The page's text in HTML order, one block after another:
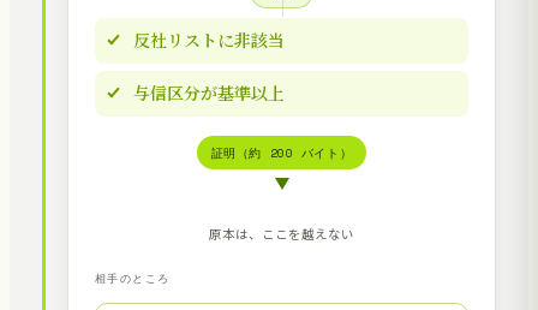
反社リストに非該当
与信区分が基準以上
証明（約 200 バイト）
原本は、ここを越えない
相手のところ